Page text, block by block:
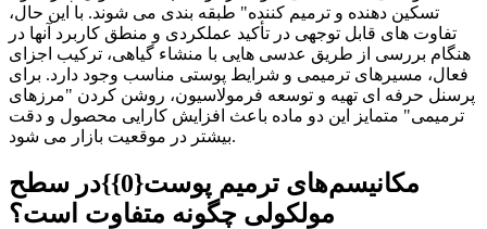
تسکین دهنده و ترمیم کننده" طبقه بندی می شوند. با این حال،
تفاوت های قابل توجهی در تأکید عملکردی و منطق کاربرد آنها در
هنگام بررسی از طریق عدسی هایی با منشاء گیاهی، ترکیب اجزای
فعال، مسیرهای ترمیمی و شرایط پوستی مناسب وجود دارد. برای
پرسنل حرفه ای تهیه و توسعه فرمولاسیون، روشن کردن "مرزهای
ترمیمی" متمایز این دو ماده باعث افزایش کارایی محصول و دقت
بیشتر در موقعیت بازار می شود.
مکانیسم‌های ترمیم پوست{0}}در سطح
مولکولی چگونه متفاوت است؟